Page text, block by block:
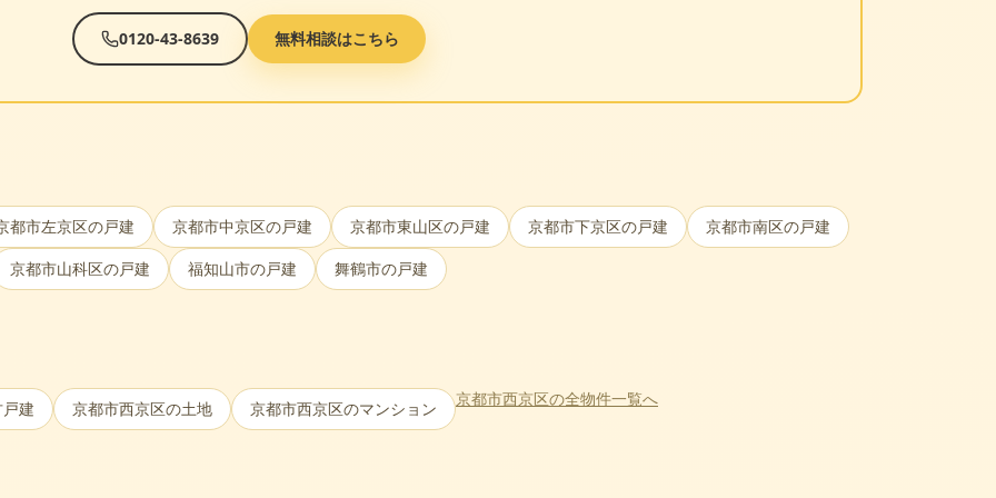
0120-43-8639 無料相談はこちら
都市左京区の戸建 京都市中京区の戸建 京都市東山区の戸建 京都市下京区の戸建 京都市南区の戸建
京都市山科区の戸建 福知山市の戸建 舞鶴市の戸建
建 京都市西京区の土地 京都市西京区のマンション 京都市西京区の全物件一覧へ